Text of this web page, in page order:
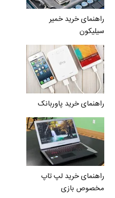
راهنمای خرید خمیر
سیلیکون
راهنمای خرید پاوربانک
راهنمای خرید لپ تاپ
مخصوص بازی